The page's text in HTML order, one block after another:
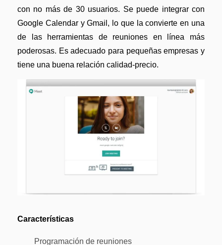
con no más de 30 usuarios. Se puede integrar con
Google Calendar y Gmail, lo que la convierte en una
de las herramientas de reuniones en línea más
poderosas. Es adecuado para pequeñas empresas y
tiene una buena relación calidad-precio.
Características
Programación de reuniones